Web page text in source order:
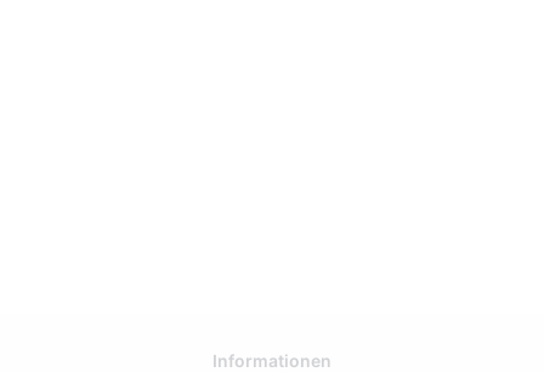
Informationen